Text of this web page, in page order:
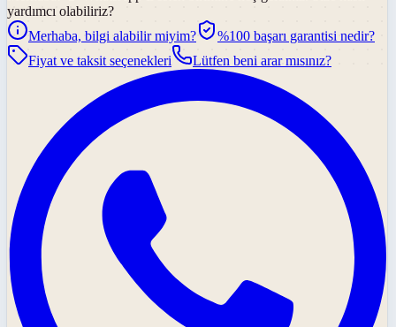
yardımcı olabiliriz?
Merhaba, bilgi alabilir miyim?
%100 başarı garantisi nedir?
Fiyat ve taksit seçenekleri
Lütfen beni arar mısınız?